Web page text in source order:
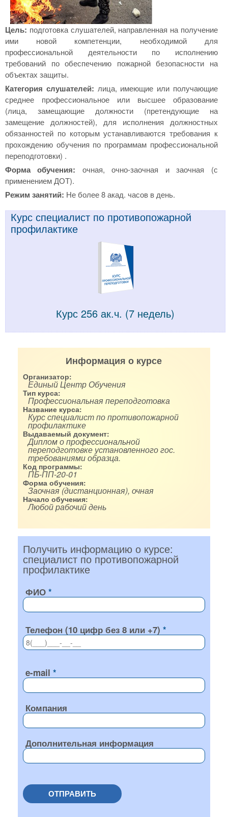
Цель: подготовка слушателей, направленная на получение
ими новой компетенции, необходимой для
профессиональной деятельности по исполнению
требований по обеспечению пожарной безопасности на
объектах защиты.
Категория слушателей: лица, имеющие или получающие
среднее профессиональное или высшее образование
(лица, замещающие должности (претендующие на
замещение должностей), для исполнения должностных
обязанностей по которым устанавливаются требования к
прохождению обучения по программам профессиональной
переподготовки) .
Форма обучения: очная, очно-заочная и заочная (с
применением ДОТ).
Режим занятий: Не более 8 акад. часов в день.
Курс специалист по противопожарной
профилактике
Курс 256 ак.ч. (7 недель)
Информация о курсе
Организатор:
Единый Центр Обучения
Тип курса:
Профессиональная переподготовка
Название курса:
Курс специалист по противопожарной
профилактике
Выдаваемый документ:
Диплом о профессиональной
переподготовке установленного гос.
требованиями образца.
Код программы:
ПБ-ПП-20-01
Форма обучения:
Заочная (дистанционная), очная
Начало обучения:
Любой рабочий день
Получить информацию о курсе:
специалист по противопожарной
профилактике
ФИО
Телефон (10 цифр без 8 или +7)
e-mail
Компания
Дополнительная информация
ОТПРАВИТЬ